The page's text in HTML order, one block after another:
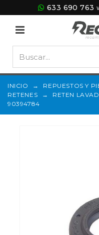
633 690 763
INICIO → REPUESTOS Y
RETENES
→
RETEN
90394784